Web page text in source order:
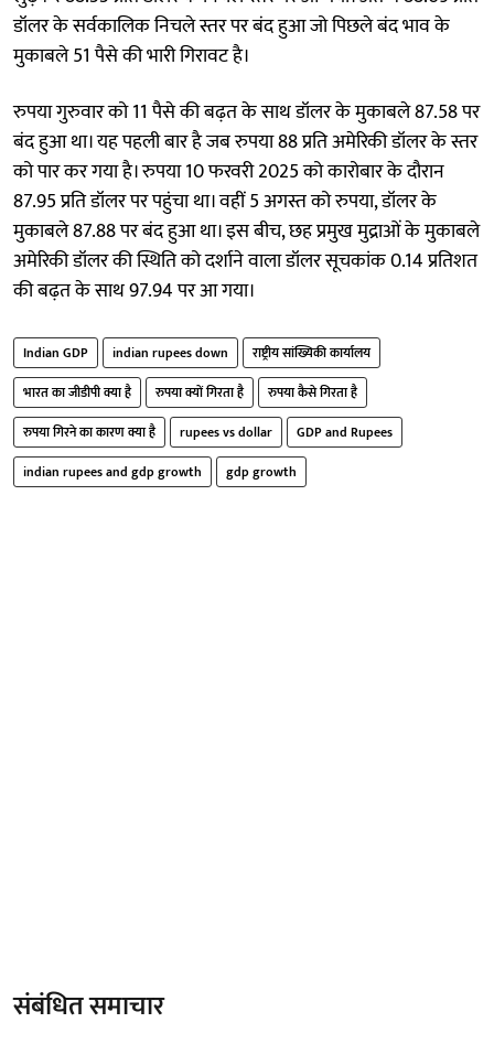
डॉलर के सर्वकालिक निचले स्तर पर बंद हुआ जो पिछले बंद भाव के
मुकाबले 51 पैसे की भारी गिरावट है।
रुपया गुरुवार को 11 पैसे की बढ़त के साथ डॉलर के मुकाबले 87.58 पर
बंद हुआ था। यह पहली बार है जब रुपया 88 प्रति अमेरिकी डॉलर के स्तर
को पार कर गया है। रुपया 10 फरवरी 2025 को कारोबार के दौरान
87.95 प्रति डॉलर पर पहुंचा था। वहीं 5 अगस्त को रुपया, डॉलर के
मुकाबले 87.88 पर बंद हुआ था। इस बीच, छह प्रमुख मुद्राओं के मुकाबले
अमेरिकी डॉलर की स्थिति को दर्शाने वाला डॉलर सूचकांक 0.14 प्रतिशत
की बढ़त के साथ 97.94 पर आ गया।
Indian GDP indian rupees down
राष्ट्रीय सांख्यिकी कार्यालय
भारत का जीडीपी क्या है
रुपया क्यों गिरता है
रुपया कैसे गिरता है
रुपया गिरने का कारण क्या है
rupees vs dollar
GDP and Rupees
indian rupees and gdp growth
gdp growth
संबंधित समाचार